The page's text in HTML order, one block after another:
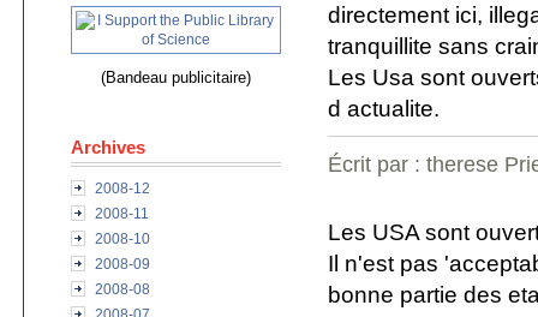
(Bandeau publicitaire)
Archives
2008-12
2008-11
2008-10
2008-09
2008-08
directement ici,
tranquillite sans
Les Usa sont
d actualite.
Écrit par : therese
Les USA sont
Il n'est pas
bonne partie des